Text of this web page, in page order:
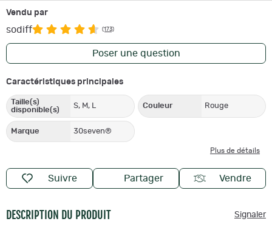
Vendu par
sodiff (173)
Poser une question
Caractéristiques principales
Taille(s)
disponible(s)
S, M, L Couleur Rouge
Marque 30seven®
Plus de détails
Suivre Partager Vendre
DESCRIPTION DU PRODUIT Signaler